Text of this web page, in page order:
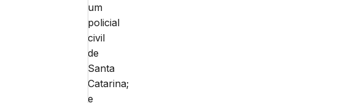
um
policial
civil
de
Santa
Catarina;
e